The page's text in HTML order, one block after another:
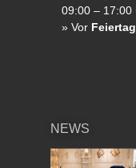
09:00 – 17:00
» Vor
NEWS